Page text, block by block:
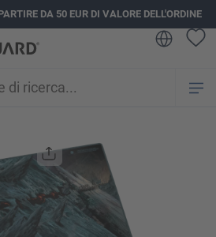
DA 50 EUR DI VALORE DELL'ORDINE